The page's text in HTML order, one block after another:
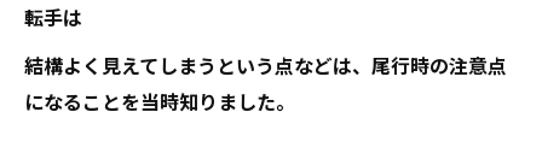
転手は
結構よく見えてしまうという点などは、尾行時の注意点
になることを当時知りました。